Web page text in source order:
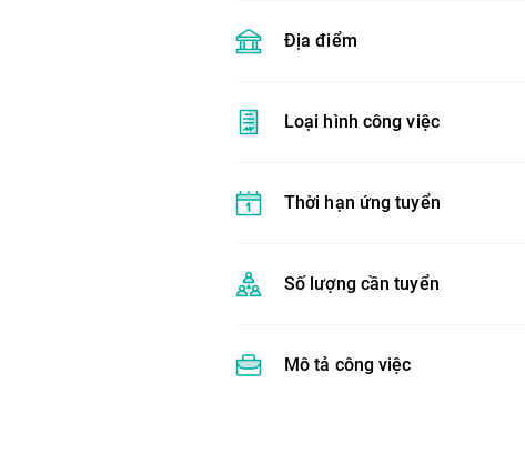
Địa điểm
Loại hình công việc
Thời hạn ứng tuyển
Số lượng cần tuyển
Mô tả công việc